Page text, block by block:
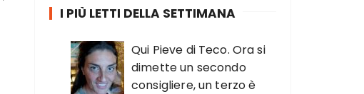
I PIÙ LETTI DELLA SETTIMANA
Qui Pieve di Teco. Ora si
dimette un secondo
consigliere, un terzo è